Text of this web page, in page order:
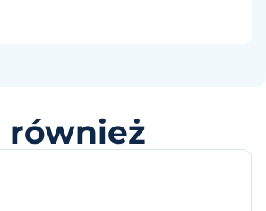
również